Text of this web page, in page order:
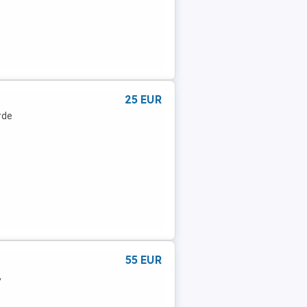
25 EUR
55 EUR